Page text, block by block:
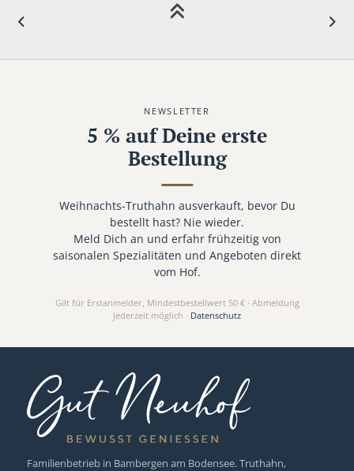
NEWSLETTER
5 % auf Deine erste
Bestellung
Weihnachts-Truthahn ausverkauft, bevor Du
bestellt hast? Nie wieder.
Meld Dich an und erfahr frühzeitig von
saisonalen Spezialitäten und Angeboten direkt
vom Hof.
Gilt für Erstanmelder, Mindestbestellwert 50 € · Abmeldung
jederzeit möglich · Datenschutz
Familienbetrieb in Bambergen am Bodensee. Truthahn,